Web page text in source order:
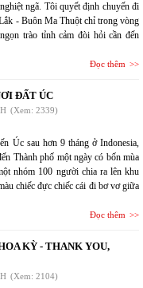
ngã. Tôi quyết định chuyến đi
- Buôn Ma Thuột chỉ trong vòng
trào tỉnh cảm đòi hỏi cần đến
Đọc thêm
ĐẤT ÚC
(Xem: 2339)
Úc sau hơn 9 tháng ở Indonesia,
Thành phố một ngày có bốn mùa
nhóm 100 người chia ra lên khu
chiếc đực chiếc cái đi bơ vơ giữa
Đọc thêm
KỲ - THANK YOU,
(Xem: 2104)